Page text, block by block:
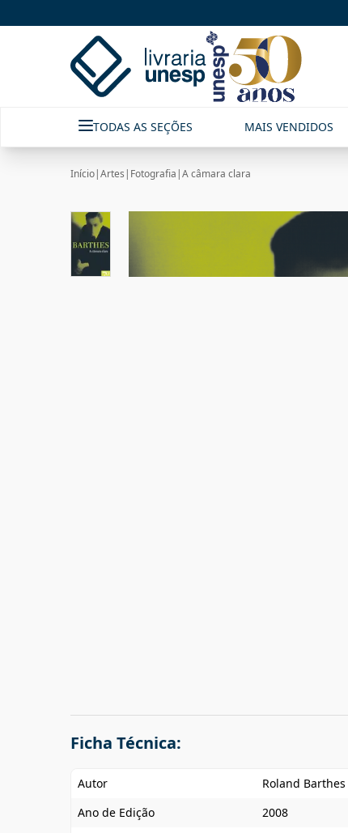
TODAS AS SEÇÕES MAIS VENDIDOS
Início|Artes | Fotografia |A câmara clara
Ficha Técnica:
Autor
Roland Barthes
Ano de Edição
2008